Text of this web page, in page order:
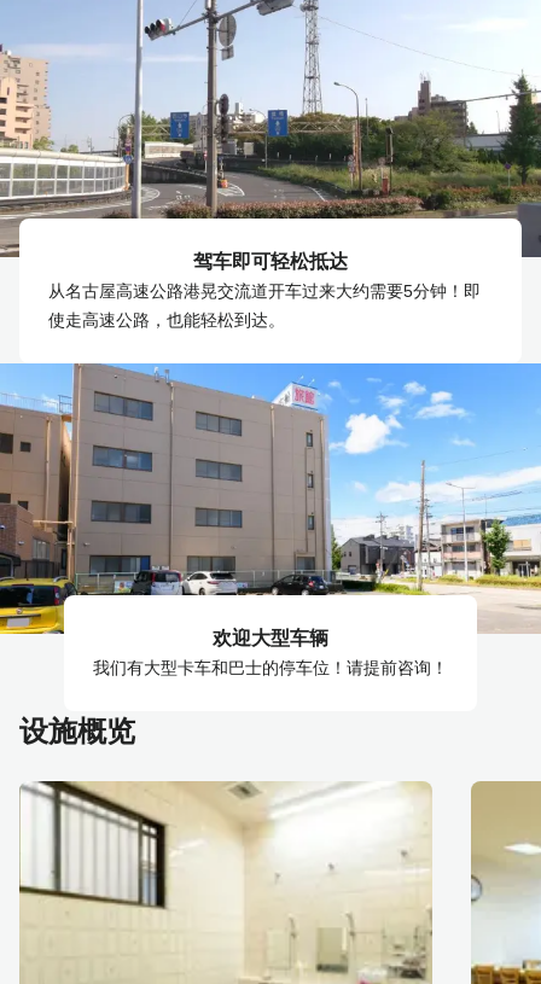
驾车即可轻松抵达
从名古屋高速公路港晃交流道开车过来大约需要5分钟！即
使走高速公路，也能轻松到达。
欢迎大型车辆
我们有大型卡车和巴士的停车位！请提前咨询！
设施概览